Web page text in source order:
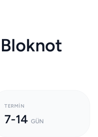
TERMIN
7-14 GÜN